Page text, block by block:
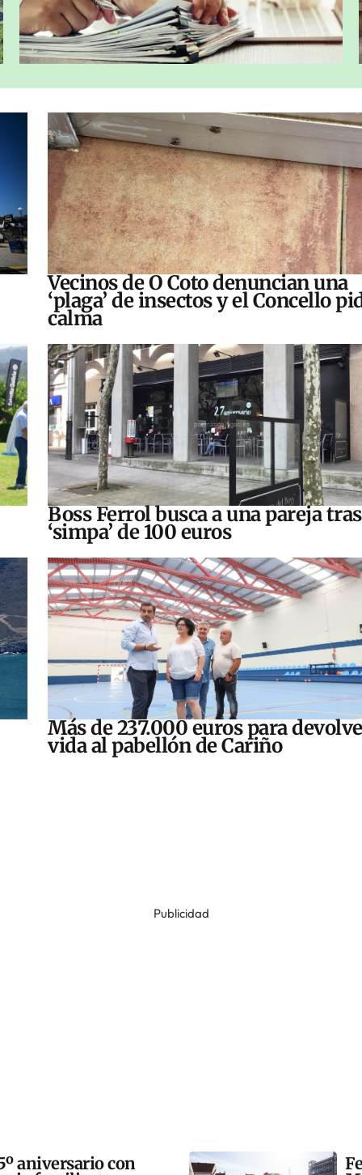
Vecinos de O Coto denuncian una
‘plaga’ de insectos y el Concello
calma
Boss Ferrol busca a una pareja
‘simpa’ de 100 euros
Más de 237.000 euros para
vida al pabellón de Cariño
Publicidad
aniversario con